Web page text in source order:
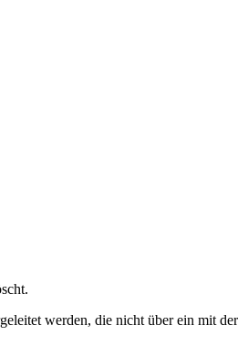
werden, die nicht über ein mit